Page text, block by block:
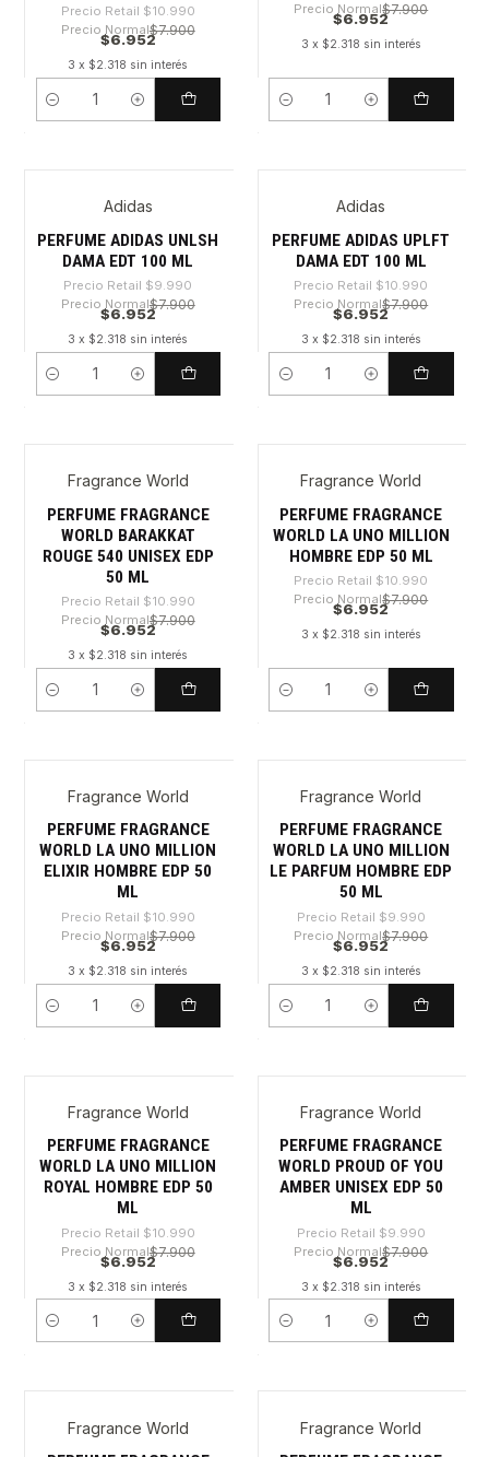
Precio Retail $10.990
Precio Normal$7.900
$6.952
3 x $2.318 sin interés
Cantidad
Precio Normal$7.900
$6.952
3 x $2.318 sin interés
Cantidad
Adidas
PERFUME ADIDAS UNLSH
DAMA EDT 100 ML
Precio Retail $9.990
Precio Normal$7.900
$6.952
3 x $2.318 sin interés
Cantidad
Adidas
PERFUME ADIDAS UPLFT
DAMA EDT 100 ML
Precio Retail $10.990
Precio Normal$7.900
$6.952
3 x $2.318 sin interés
Cantidad
-36%
Fragrance World
PERFUME FRAGRANCE
WORLD BARAKKAT
ROUGE 540 UNISEX EDP
50 ML
Precio Retail $10.990
Precio Normal$7.900
$6.952
3 x $2.318 sin interés
Cantidad
-36%
Fragrance World
PERFUME FRAGRANCE
WORLD LA UNO MILLION
HOMBRE EDP 50 ML
Precio Retail $10.990
Precio Normal$7.900
$6.952
3 x $2.318 sin interés
Cantidad
-36%
Fragrance World
PERFUME FRAGRANCE
WORLD LA UNO MILLION
ELIXIR HOMBRE EDP 50
ML
Precio Retail $10.990
Precio Normal$7.900
$6.952
3 x $2.318 sin interés
Cantidad
-30%
Fragrance World
PERFUME FRAGRANCE
WORLD LA UNO MILLION
LE PARFUM HOMBRE EDP
50 ML
Precio Retail $9.990
Precio Normal$7.900
$6.952
3 x $2.318 sin interés
Cantidad
-36%
Fragrance World
PERFUME FRAGRANCE
WORLD LA UNO MILLION
ROYAL HOMBRE EDP 50
ML
Precio Retail $10.990
Precio Normal$7.900
$6.952
3 x $2.318 sin interés
Cantidad
-30%
Fragrance World
PERFUME FRAGRANCE
WORLD PROUD OF YOU
AMBER UNISEX EDP 50
ML
Precio Retail $9.990
Precio Normal$7.900
$6.952
3 x $2.318 sin interés
Cantidad
-30%
Fragrance World -36%
Fragrance World